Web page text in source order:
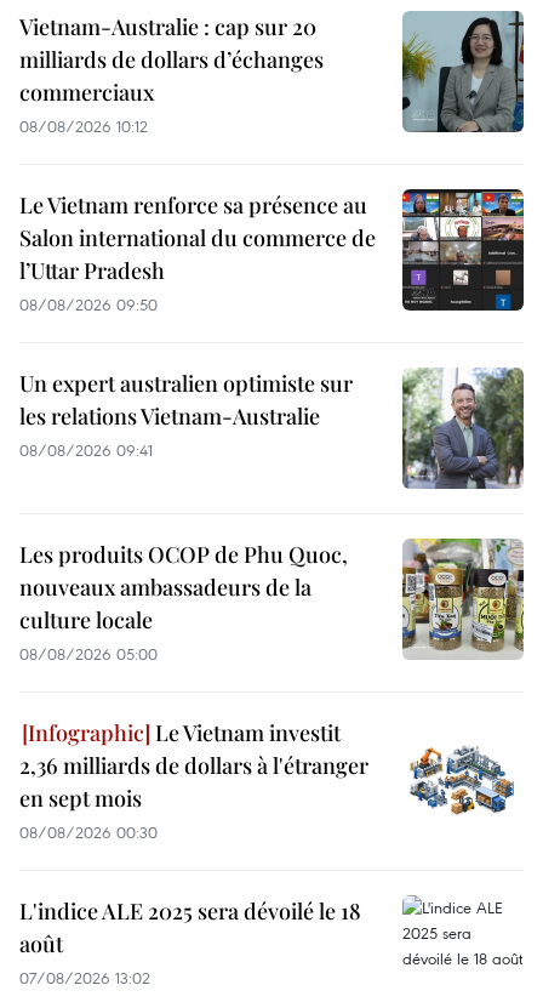
Vietnam-Australie : cap sur 20
milliards de dollars d’échanges
commerciaux
08/08/2026 10:12
Le Vietnam renforce sa présence au
Salon international du commerce de
l’Uttar Pradesh
08/08/2026 09:50
Un expert australien optimiste sur
les relations Vietnam-Australie
08/08/2026 09:41
Les produits OCOP de Phu Quoc,
nouveaux ambassadeurs de la
culture locale
08/08/2026 05:00
Le Vietnam investit
2,36 milliards de dollars à l'étranger
en sept mois
08/08/2026 00:30
L'indice ALE 2025 sera dévoilé le 18
août
07/08/2026 13:02